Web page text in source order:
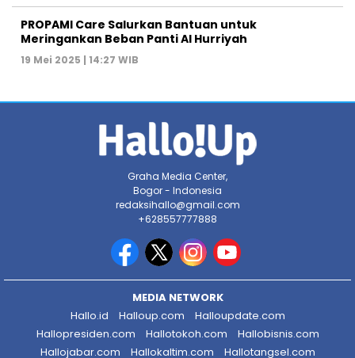
PROPAMI Care Salurkan Bantuan untuk
Meringankan Beban Panti Al Hurriyah
19 Mei 2025 | 14:27 WIB
Graha Media Center,
Bogor - Indonesia
redaksihallo@gmail.com
+628557777888
MEDIA NETWORK
Hallo.id
Halloup.com
Halloupdate.com
Hallopresiden.com
Hallotokoh.com
Hallobisnis.com
Hallojabar.com
Hallokaltim.com Hallotangsel.com